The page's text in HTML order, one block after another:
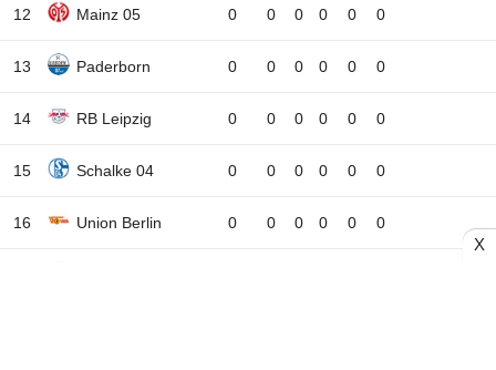
12 Mainz 05 0 0 0 0 0 0
13 Paderborn 0 0 0 0 0 0
14 RB Leipzig 0 0 0 0 0 0
15 Schalke 04 0 0 0 0 0 0
16 Union Berlin 0 0 0 0 0 0
X